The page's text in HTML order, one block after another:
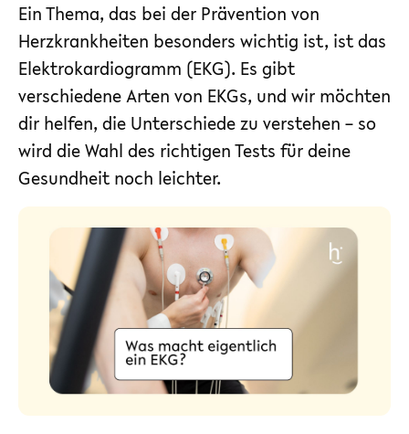
Ein Thema, das bei der Prävention von
Herzkrankheiten besonders wichtig ist, ist das
Elektrokardiogramm (EKG). Es gibt
verschiedene Arten von EKGs, und wir möchten
dir helfen, die Unterschiede zu verstehen – so
wird die Wahl des richtigen Tests für deine
Gesundheit noch leichter.